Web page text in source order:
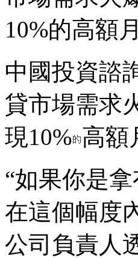
10%的高額
中國投資諮
貸市場需求
現10% 高額
“如果你是
在這個幅度
公司負責人